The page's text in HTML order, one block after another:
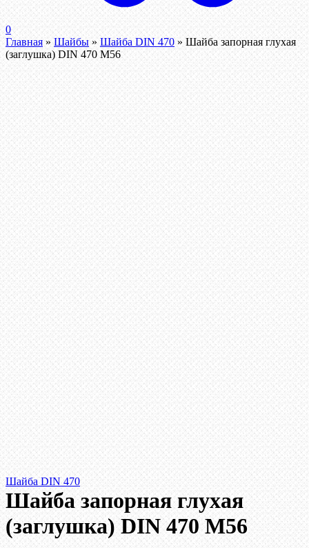
0
Главная » Шайбы » Шайба DIN 470 » Шайба запорная глухая
(заглушка) DIN 470 М56
Шайба DIN 470
Шайба запорная глухая
(заглушка) DIN 470 М56